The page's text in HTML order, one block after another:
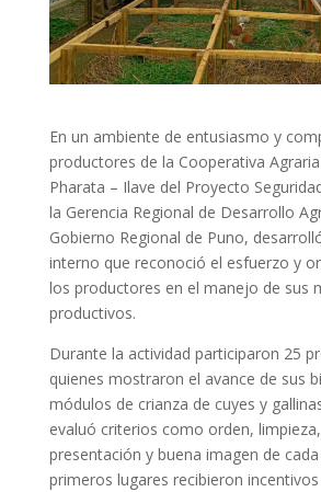
En un ambiente de entusiasmo y
productores de la Cooperativa
Pharata – Ilave del Proyecto
la Gerencia Regional de Desarrollo
Gobierno Regional de Puno,
interno que reconoció el esfuerzo y
los productores en el manejo de sus
productivos.
Durante la actividad participaron 25
quienes mostraron el avance de sus
módulos de crianza de cuyes y
evaluó criterios como orden,
presentación y buena imagen de
primeros lugares recibieron